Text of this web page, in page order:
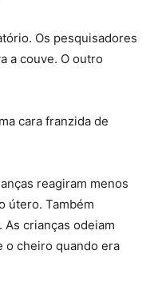
Os pesquisadores
a couve. O outro
cara franzida de
reagiram menos
útero. Também
As crianças odeiam
o cheiro quando era